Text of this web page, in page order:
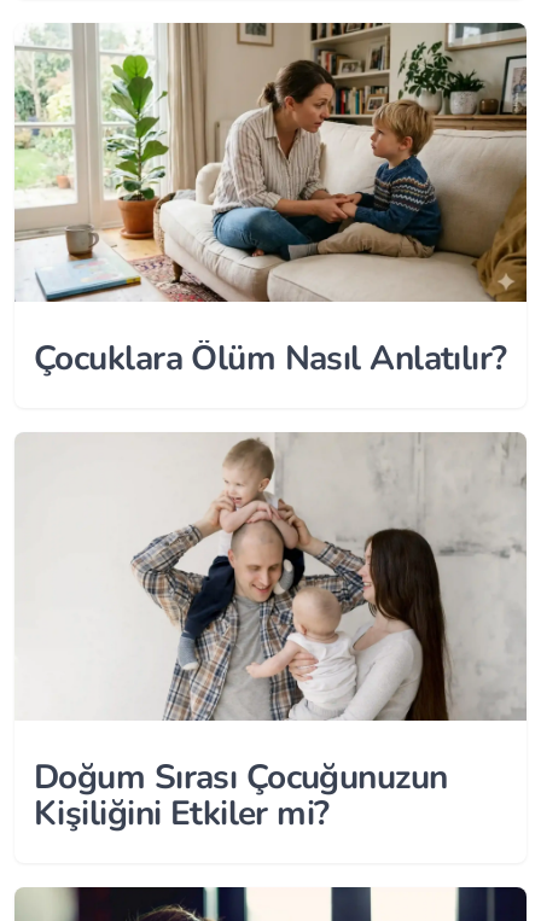
Çocuklara Ölüm Nasıl Anlatılır?
Doğum Sırası Çocuğunuzun
Kişiliğini Etkiler mi?